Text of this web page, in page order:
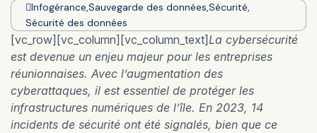
Infogérance,Sauvegarde des données,Sécurité,
Sécurité des données
[vc_row][vc_column][vc_column_text]La cybersécurité
est devenue un enjeu majeur pour les entreprises
réunionnaises. Avec l’augmentation des
cyberattaques, il est essentiel de protéger les
infrastructures numériques de l’île. En 2023, 14
incidents de sécurité ont été signalés, bien que ce